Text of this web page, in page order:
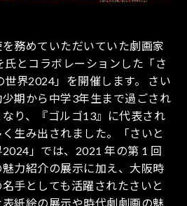
務めていただいていた劇画家
氏とコラボレーションした「さ
世界2024」を開催します。 さい
期から中学3年生まで過ごされ
り、『ゴルゴ13』に代表され
生み出されました。「さいと
」では、2021 年の第 1 回
力紹介の展示に加え、大阪時
手としても活躍されたさいと
紙絵の展示や時代劇劇画の魅